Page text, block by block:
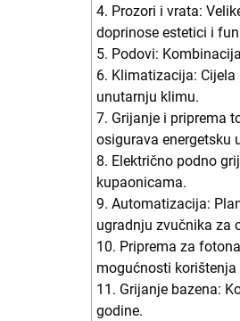
4. Prozori i vrata:
doprinose estetici i
5. Podovi:
6. Klimatizacija:
unutarnju klimu.
7. Grijanje i priprema
osigurava energetsku
8. Električno podno
kupaonicama.
9. Automatizacija:
ugradnju zvučnika za
10. Priprema za
mogućnosti korištenja
11. Grijanje bazena:
godine.